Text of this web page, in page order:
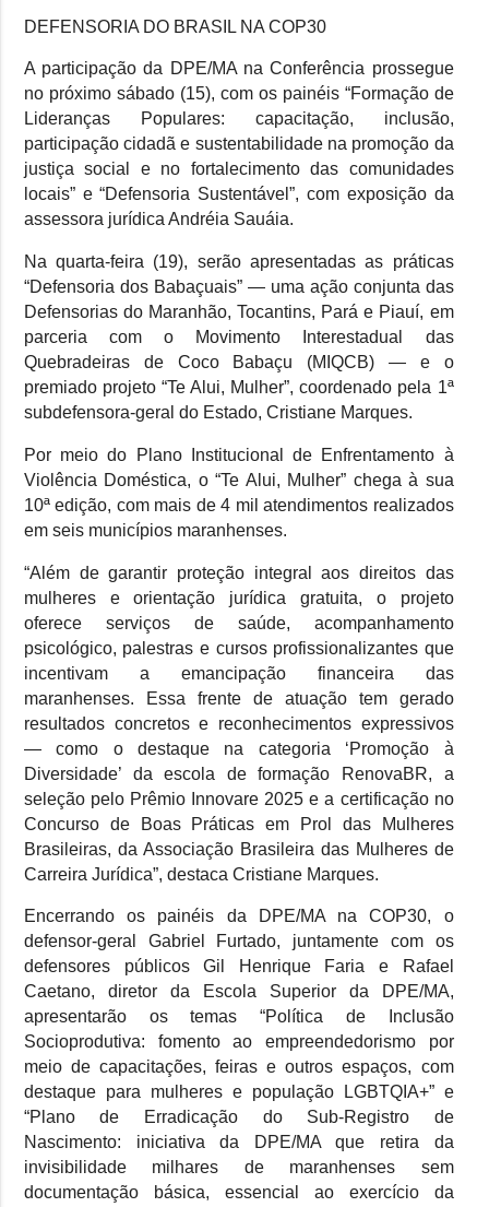
DEFENSORIA DO BRASIL NA COP30
A participação da DPE/MA na Conferência prossegue
no próximo sábado (15), com os painéis “Formação de
Lideranças Populares: capacitação, inclusão,
participação cidadã e sustentabilidade na promoção da
justiça social e no fortalecimento das comunidades
locais” e “Defensoria Sustentável”, com exposição da
assessora jurídica Andréia Sauáia.
Na quarta-feira (19), serão apresentadas as práticas
“Defensoria dos Babaçuais” — uma ação conjunta das
Defensorias do Maranhão, Tocantins, Pará e Piauí, em
parceria com o Movimento Interestadual das
Quebradeiras de Coco Babaçu (MIQCB) — e o
premiado projeto “Te Alui, Mulher”, coordenado pela 1ª
subdefensora-geral do Estado, Cristiane Marques.
Por meio do Plano Institucional de Enfrentamento à
Violência Doméstica, o “Te Alui, Mulher” chega à sua
10ª edição, com mais de 4 mil atendimentos realizados
em seis municípios maranhenses.
“Além de garantir proteção integral aos direitos das
mulheres e orientação jurídica gratuita, o projeto
oferece serviços de saúde, acompanhamento
psicológico, palestras e cursos profissionalizantes que
incentivam a emancipação financeira das
maranhenses. Essa frente de atuação tem gerado
resultados concretos e reconhecimentos expressivos
— como o destaque na categoria ‘Promoção à
Diversidade’ da escola de formação RenovaBR, a
seleção pelo Prêmio Innovare 2025 e a certificação no
Concurso de Boas Práticas em Prol das Mulheres
Brasileiras, da Associação Brasileira das Mulheres de
Carreira Jurídica”, destaca Cristiane Marques.
Encerrando os painéis da DPE/MA na COP30, o
defensor-geral Gabriel Furtado, juntamente com os
defensores públicos Gil Henrique Faria e Rafael
Caetano, diretor da Escola Superior da DPE/MA,
apresentarão os temas “Política de Inclusão
Socioprodutiva: fomento ao empreendedorismo por
meio de capacitações, feiras e outros espaços, com
destaque para mulheres e população LGBTQIA+” e
“Plano de Erradicação do Sub-Registro de
Nascimento: iniciativa da DPE/MA que retira da
invisibilidade milhares de maranhenses sem
documentação básica, essencial ao exercício da